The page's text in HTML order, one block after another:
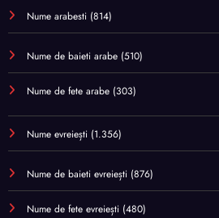
Nume arabesti (814)
Nume de baieti arabe (510)
Nume de fete arabe (303)
Nume evreiești (1.356)
Nume de baieti evreiești (876)
Nume de fete evreiești (480)